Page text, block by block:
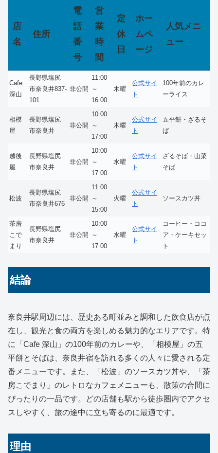
店
名
住所
電
話
番
号
営
業
時
間
定
休
日
ホー
ムペ
ージ
人気メニ
ュー
Cafe
深山
長野県塩尻
市奈良井837-
101
非公開
11:00
～
16:00
木曜
公式サイ
ト
100年前のカレ
ーライス
相模
屋
長野県塩尻
市奈良井
非公開
10:00
～
17:00
木曜
公式サイ
ト
五平餅・ざるそ
ば
越後
屋
長野県塩尻
市奈良井
非公開
10:00
～
17:00
水曜
公式サイ
ト
ざるそば・山菜
そば
松波
長野県塩尻
市奈良井676
非公開
11:00
～
15:00
火曜
公式サイ
ト
ソースカツ丼
茶房
こで
まり
長野県塩尻
市奈良井
非公開
10:00
～
17:00
水曜
公式サイ
ト
コーヒー・ココ
ア・ケーキセッ
ト
結論
奈良井駅周辺には、歴史ある町並みと調和した飲食店が点
在し、観光と食の両方を楽しめる魅力的なエリアです。特
に「Cafe 深山」の100年前のカレーや、「相模屋」の五
平餅とそばは、奈良井宿を訪れる多くの人々に愛される定
番メニューです。また、「松波」のソースカツ丼や、「茶
房こでまり」のレトロなカフェメニューも、散策の合間に
ぴったりの一品です。どの店舗も駅から徒歩圏内でアクセ
スしやすく、旅の途中に立ち寄るのに最適です。
理由